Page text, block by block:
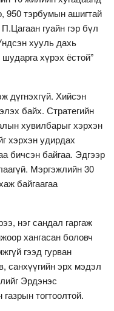
950 тэрбумын ашигтай
гуайн гэр бүл
хууль дахь
хүрэх ёстой”
дүгнэхгүй. Хийсэн
байх. Стратегийн
хувилбарыг хэрхэн
хэрхэн удирдах
бичсэн байгаа. Эдгээр
Мэргэжлийн 30
байгаагаа
нэг сандал гаргаж
хангасан боловч
гээд гурван
санхүүгийн эрх мэдэл
Эрдэнэс
газрын тогтоолтой.